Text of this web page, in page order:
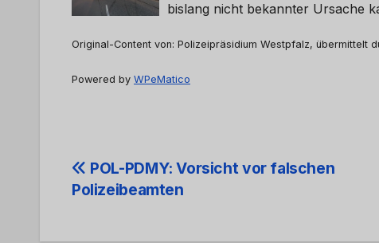
bislang nicht bekannter Ursache
Original-Content von: Polizeipräsidium Westpfalz, übermittelt
Powered by WPeMatico
Beitrags-
POL-PDMY: Vorsicht vor falschen
Polizeibeamten